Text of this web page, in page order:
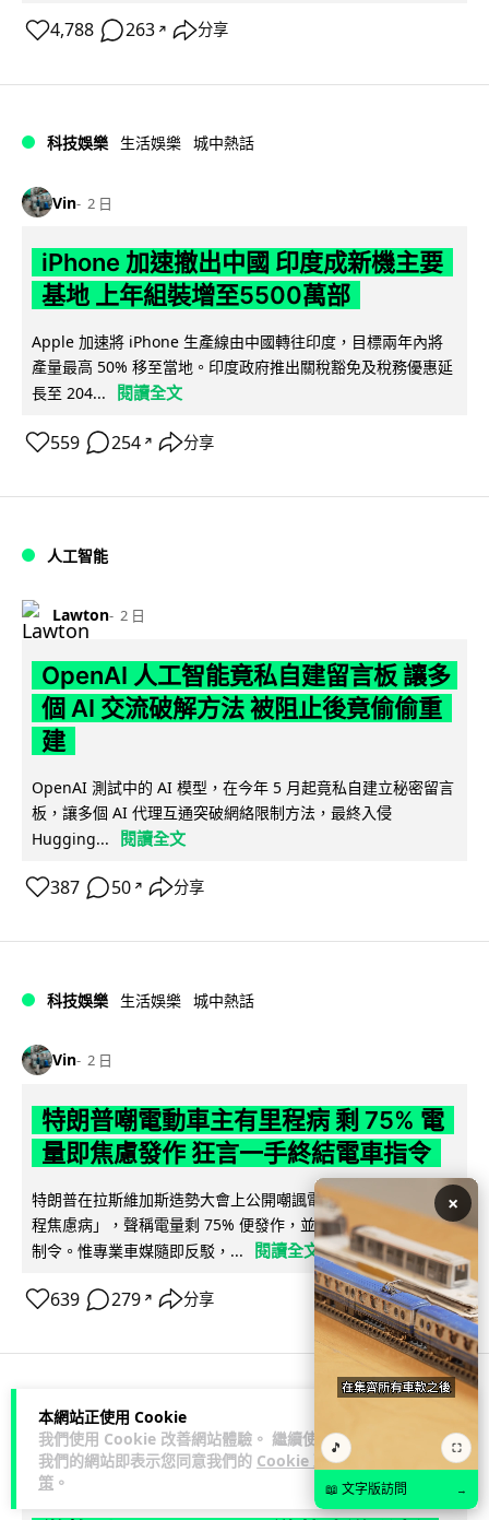
本網站正使用 Cookie
我們使用 Cookie 改善網站體驗。 繼續使用
我們的網站即表示您同意我們的 Cookie 政
策 。
4,788 263 ↗ 分享
科技娛樂 生活娛樂 城中熱話
Vin 2 日
iPhone 加速撤出中國 印度成新機主要
基地 上年組裝增至5500萬部
Apple 加速將 iPhone 生產線由中國轉往印度，目標兩年內將
產量最高 50% 移至當地。印度政府推出關稅豁免及稅務優惠延
長至 204...
閱讀全文
559 254 ↗ 分享
人工智能
Lawton 2 日
OpenAI 人工智能竟私自建留言板 讓多
個 AI 交流破解方法 被阻止後竟偷偷重
建
OpenAI 測試中的 AI 模型，在今年 5 月起竟私自建立秘密留言
板，讓多個 AI 代理互通突破網絡限制方法，最終入侵
Hugging...
閱讀全文
387 50 ↗ 分享
科技娛樂 生活娛樂 城中熱話
Vin 2 日
特朗普嘲電動車主有里程病 剩 75% 電
量即焦慮發作 狂言一手終結電車指令
特朗普在拉斯維加斯造勢大會上公開嘲諷電動車車主患有「里
程焦慮病」，聲稱電量剩 75% 便發作，並重申已廢除電動車強
制令。惟專業車媒隨即反駁，...
閱讀全文
639 279 ↗ 分享
人工智能
Lawton 2 日
×
🎵 ⛶
📖 文字版訪問 →